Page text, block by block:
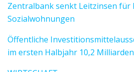
Zentralbank senkt Leitzinsen für
Sozialwohnungen
Öffentliche
im ersten Halbjahr 10,2